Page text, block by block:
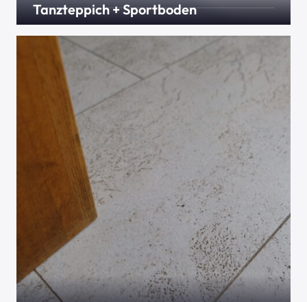
Tanzteppich + Sportboden
Balett oder Steptanz – wer dachte das wird auf
normalem Fußboden getanzt hat weit gefehlt.
Tanzteppich in seinen verschiedensten Arten gibt
es bei mehreren Herstellern, genauso wie
Sportboden für Turnhallen oder Boxhallen. Sie
suchen aus, wir verlegen.